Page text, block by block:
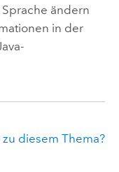
ändern
in der
diesem Thema?